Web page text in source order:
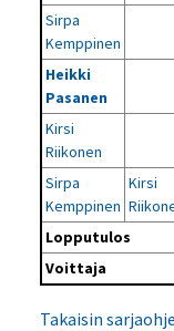
Sirpa
Kemppinen
Heikki
Pasanen
Kirsi
Riikonen
Sirpa
Kemppinen
Kirsi
Lopputulos
Voittaja
Takaisin